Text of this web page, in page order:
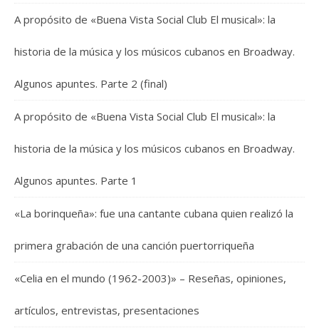
A propósito de «Buena Vista Social Club El musical»: la
historia de la música y los músicos cubanos en Broadway.
Algunos apuntes. Parte 2 (final)
A propósito de «Buena Vista Social Club El musical»: la
historia de la música y los músicos cubanos en Broadway.
Algunos apuntes. Parte 1
«La borinqueña»: fue una cantante cubana quien realizó la
primera grabación de una canción puertorriqueña
«Celia en el mundo (1962-2003)» – Reseñas, opiniones,
artículos, entrevistas, presentaciones